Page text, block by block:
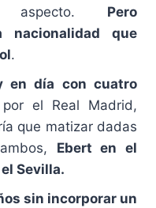
aspecto. Pero
nacionalidad que
.
en día con cuatro
por el Real Madrid,
que matizar dadas
Ebert en el
Sevilla.
sin incorporar un